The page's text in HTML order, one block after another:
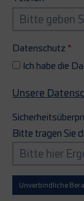
Datenschutz
Ich habe die
Unsere
Bitte tragen Sie
Unverbindliche